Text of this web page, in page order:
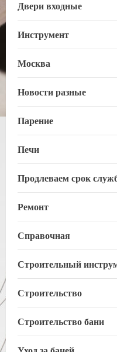
Двери входные
Инструмент
Москва
Новости разные
Парение
Печи
Продлеваем срок
Ремонт
Справочная
Строительный
Строительство
Строительство бани